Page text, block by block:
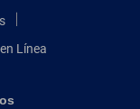
Línea